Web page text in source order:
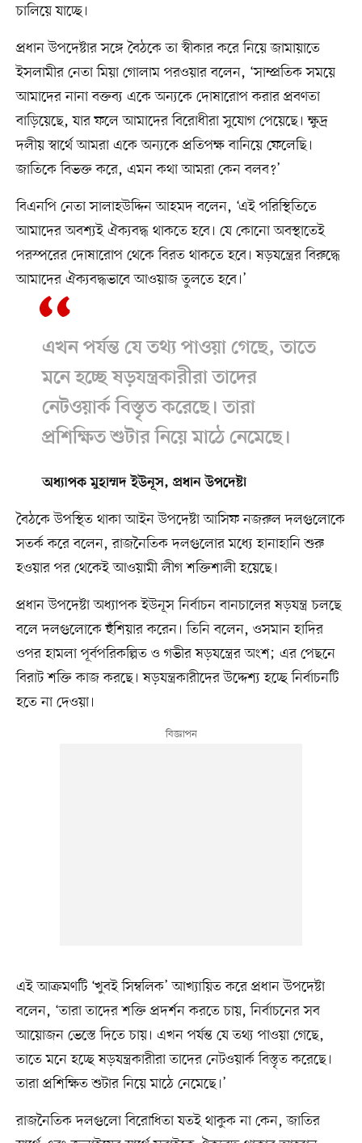
চালিয়ে যাচ্ছে।
প্রধান উপদেষ্টার সঙ্গে বৈঠকে তা স্বীকার করে নিয়ে জামায়াতে
ইসলামীর নেতা মিয়া গোলাম পরওয়ার বলেন, ‘সাম্প্রতিক সময়ে
আমাদের নানা বক্তব্য একে অন্যকে দোষারোপ করার প্রবণতা
বাড়িয়েছে, যার ফলে আমাদের বিরোধীরা সুযোগ পেয়েছে। ক্ষুদ্র
দলীয় স্বার্থে আমরা একে অন্যকে প্রতিপক্ষ বানিয়ে ফেলেছি।
জাতিকে বিভক্ত করে, এমন কথা আমরা কেন বলব?’
বিএনপি নেতা সালাহউদ্দিন আহমদ বলেন, ‘এই পরিস্থিতিতে
আমাদের অবশ্যই ঐক্যবদ্ধ থাকতে হবে। যে কোনো অবস্থাতেই
পরস্পরের দোষারোপ থেকে বিরত থাকতে হবে। ষড়যন্ত্রের বিরুদ্ধে
আমাদের ঐক্যবদ্ধভাবে আওয়াজ তুলতে হবে।’
এখন পর্যন্ত যে তথ্য পাওয়া গেছে, তাতে
মনে হচ্ছে ষড়যন্ত্রকারীরা তাদের
নেটওয়ার্ক বিস্তৃত করেছে। তারা
প্রশিক্ষিত শুটার নিয়ে মাঠে নেমেছে।
অধ্যাপক মুহাম্মদ ইউনূস, প্রধান উপদেষ্টা
বৈঠকে উপস্থিত থাকা আইন উপদেষ্টা আসিফ নজরুল দলগুলোকে
সতর্ক করে বলেন, রাজনৈতিক দলগুলোর মধ্যে হানাহানি শুরু
হওয়ার পর থেকেই আওয়ামী লীগ শক্তিশালী হয়েছে।
প্রধান উপদেষ্টা অধ্যাপক ইউনূস নির্বাচন বানচালের ষড়যন্ত্র চলছে
বলে দলগুলোকে হুঁশিয়ার করেন। তিনি বলেন, ওসমান হাদির
ওপর হামলা পূর্বপরিকল্পিত ও গভীর ষড়যন্ত্রের অংশ; এর পেছনে
বিরাট শক্তি কাজ করছে। ষড়যন্ত্রকারীদের উদ্দেশ্য হচ্ছে নির্বাচনটি
হতে না দেওয়া।
এই আক্রমণটি ‘খুবই সিম্বলিক’ আখ্যায়িত করে প্রধান উপদেষ্টা
বলেন, ‘তারা তাদের শক্তি প্রদর্শন করতে চায়, নির্বাচনের সব
আয়োজন ভেস্তে দিতে চায়। এখন পর্যন্ত যে তথ্য পাওয়া গেছে,
তাতে মনে হচ্ছে ষড়যন্ত্রকারীরা তাদের নেটওয়ার্ক বিস্তৃত করেছে।
তারা প্রশিক্ষিত শুটার নিয়ে মাঠে নেমেছে।’
রাজনৈতিক দলগুলো বিরোধিতা যতই থাকুক না কেন, জাতির